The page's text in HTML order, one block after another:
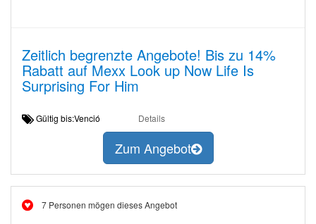
Zeitlich begrenzte Angebote! Bis zu 14%
Rabatt auf Mexx Look up Now Life Is
Surprising For Him
Gültig bis:Venció Details
Zum Angebot
7 Personen mögen dieses Angebot